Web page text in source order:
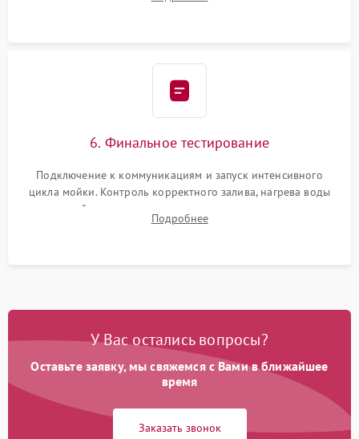
сборка корпуса и установка датчика поплавка.
6. Финальное тестирование
Подключение к коммуникациям и запуск интенсивного
цикла мойки. Контроль корректного залива, нагрева воды
до нужной температуры, отсутствия посторонних шумов,
штатного слива и абсолютной сухости в поддоне.
Подробнее
У Вас остались вопросы?
Оставьте заявку, мы свяжемся с Вами в ближайшее
время
Заказать звонок